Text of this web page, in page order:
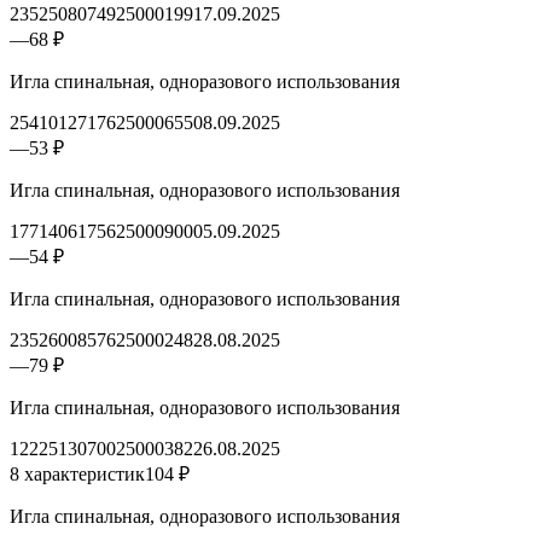
235250807492500019917.09.2025
—68 ₽
Игла спинальная, одноразового использования
254101271762500065508.09.2025
—53 ₽
Игла спинальная, одноразового использования
177140617562500090005.09.2025
—54 ₽
Игла спинальная, одноразового использования
235260085762500024828.08.2025
—79 ₽
Игла спинальная, одноразового использования
122251307002500038226.08.2025
8 характеристик104 ₽
Игла спинальная, одноразового использования